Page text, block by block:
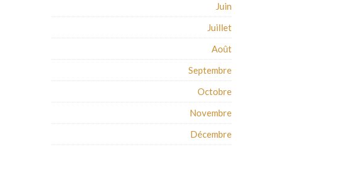
Juin
Juillet
Août
Septembre
Octobre
Novembre
Décembre